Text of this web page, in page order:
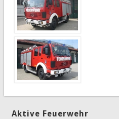
Aktive Feuerwehr